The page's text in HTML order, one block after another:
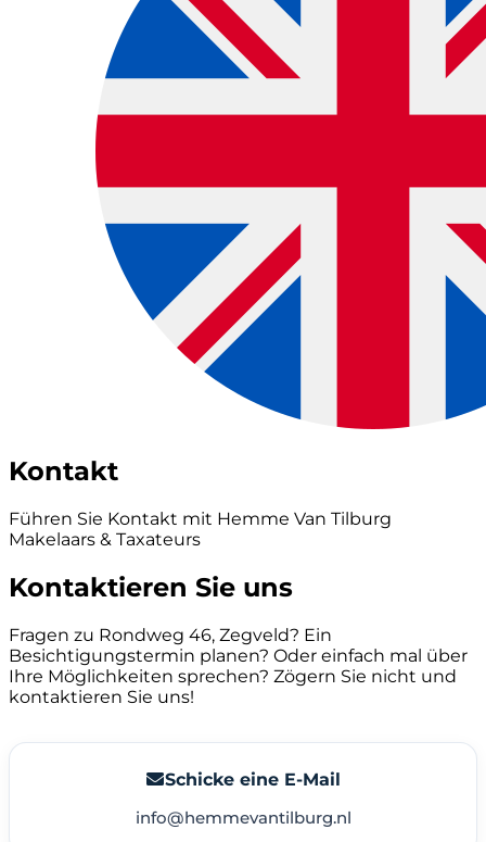
Kontakt
Führen Sie Kontakt mit Hemme Van Tilburg
Makelaars & Taxateurs
Kontaktieren Sie uns
Fragen zu Rondweg 46, Zegveld? Ein
Besichtigungstermin planen? Oder einfach mal über
Ihre Möglichkeiten sprechen? Zögern Sie nicht und
kontaktieren Sie uns!
Schicke eine E-Mail
info@hemmevantilburg.nl